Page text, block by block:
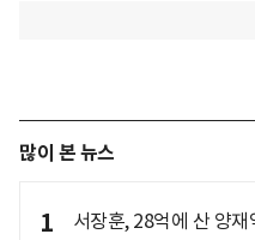
많이 본 뉴스
1 서장훈, 28억에 산 양